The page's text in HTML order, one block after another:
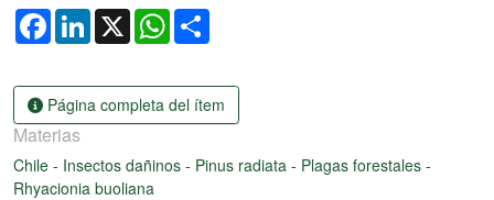
FacebookLinkedIn
X WhatsApp
Página completa del ítem
Materias
Chile - Insectos dañinos - Pinus radiata - Plagas forestales -
Rhyacionia buoliana